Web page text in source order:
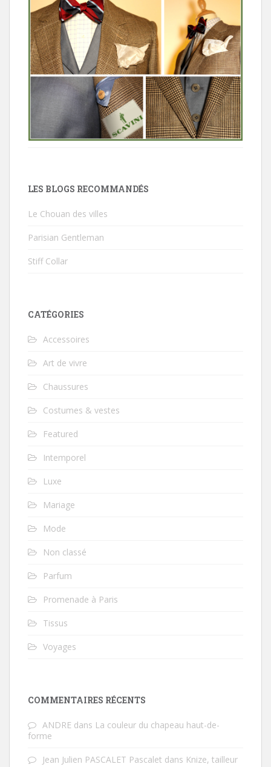
LES BLOGS RECOMMANDÉS
Le Chouan des villes
Parisian Gentleman
Stiff Collar
CATÉGORIES
Accessoires
Art de vivre
Chaussures
Costumes & vestes
Featured
Intemporel
Luxe
Mariage
Mode
Non classé
Parfum
Promenade à Paris
Tissus
Voyages
COMMENTAIRES RÉCENTS
ANDRE dans La couleur du chapeau haut-de-
forme
Jean Julien PASCALET Pascalet dans Knize, tailleur